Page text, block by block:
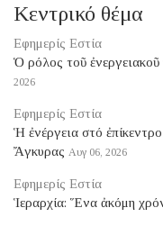
Κεντρικό θέμα
Εφημερίς Εστία
Ὁ ρόλος τοῦ ἐνεργειακοῦ
2026
Εφημερίς Εστία
Ἡ ἐνέργεια στό
Ἄγκυρας Αυγ 06, 2026
Εφημερίς Εστία
Ἱεραρχία: Ἕνα ἀκόμη